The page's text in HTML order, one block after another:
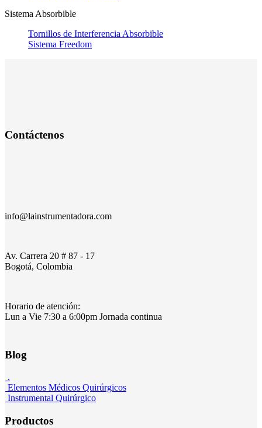
Sistema Absorbible
Tornillos de Interferencia Absorbible
Sistema Freedom
Contáctenos
info@lainstrumentadora.com
Av. Carrera 20 # 87 - 17
Bogotá, Colombia
Horario de atención:
Lun a Vie 7:30 a 6:00pm Jornada continua
Blog
.
Elementos Médicos Quirúrgicos
Instrumental Quirúrgico
Productos